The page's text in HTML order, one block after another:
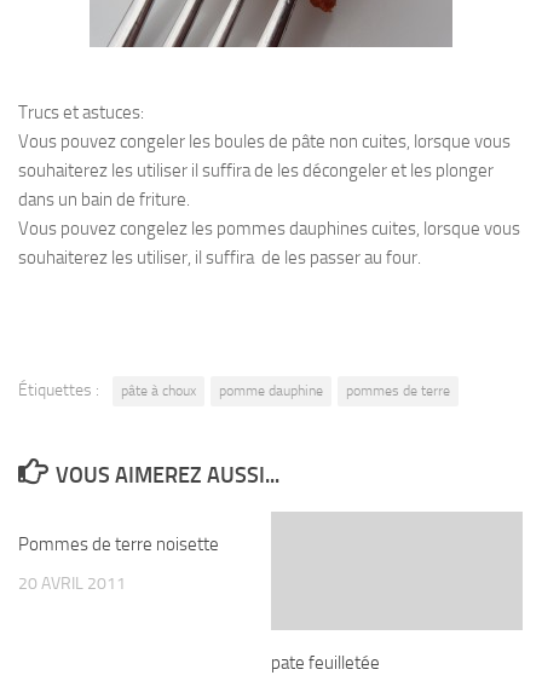
Trucs et astuces:
Vous pouvez congeler les boules de pâte non cuites, lorsque vous
souhaiterez les utiliser il suffira de les décongeler et les plonger
dans un bain de friture.
Vous pouvez congelez les pommes dauphines cuites, lorsque vous
souhaiterez les utiliser, il suffira de les passer au four.
Étiquettes : pâte à choux pomme dauphine pommes de terre
VOUS AIMEREZ AUSSI...
Pommes de terre noisette
20 AVRIL 2011
pate feuilletée